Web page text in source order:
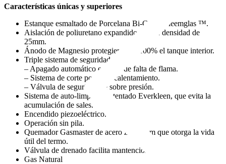
Características únicas y superiores
Estanque esmaltado de Porcelana Bi-Capa Rheemglas ™.
Aislación de poliuretano expandido de alta densidad de
25mm.
Ánodo de Magnesio protegiendo al 100% el tanque interior.
Triple sistema de seguridad:
– Apagado automático en caso de falta de flama.
– Sistema de corte por sobrecalentamiento.
– Válvula de seguridad de sobre presión.
Sistema de auto-limpieza patentado Everkleen, que evita la
acumulación de sales.
Encendido piezoeléctrico.
Operación sin pila.
Quemador Gasmaster de acero zinc-alum que otorga la vida
útil del termo.
Válvula de drenado facilita mantención.
Gas Natural